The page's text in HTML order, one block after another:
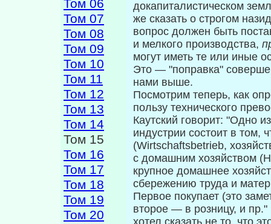
Том 06
Том 07
Том 08
Том 09
Том 10
Том 11
Том 12
Том 13
Том 14
Том 15
Том 16
Том 17
Том 18
Том 19
Том 20
докапиталистическом
же сказать о строгом
вопрос должен быть
и мелкого производства,
могут иметь те или иные
Это — "поправка"
нами выше.
Посмотрим теперь, как
пользу тех­нического
Каутский говорит: "Одно
индустрии состоит в том,
(Wirtschaftsbetrieb,
с домашним хозяйством
крупное домашнее
сбережению труда и
Первое покупает (это
второе — в розницу, и пр."